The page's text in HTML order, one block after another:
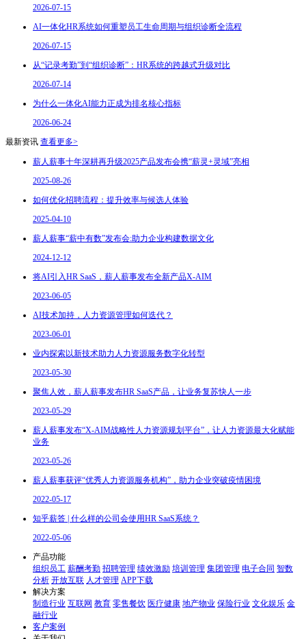
2026-07-15
AI一体化HR系统如何重塑员工生命周期与组织诊断全流程
2026-07-15
从“记录考勤”到“组织诊断”：HR系统的跨越式升级对比
2026-07-14
为什么一体化AI能力正成为排名核心指标
2026-06-24
最新资讯 查看更多>
薪人薪事十年深耕再升级2025产品发布会携“薪灵+灵域”亮相
2025-08-26
如何优化招聘流程：提升效率与候选人体验
2025-04-10
薪人薪事“薪中有数”发布会:助力企业构建数据文化
2024-12-12
将AI引入HR SaaS，薪人薪事发布全新产品X-AIM
2023-06-05
AI技术加持，人力资源管理如何迭代？
2023-06-01
业内探索以新技术助力人力资源服务数字化转型
2023-05-30
聚焦人效，薪人薪事发布HR SaaS产品，让业务复苏快人一步
2023-05-29
薪人薪事发布“X-AIM战略性人力资源规划平台”，让人力资源最大化赋能
业务
2023-05-26
薪人薪事获评“优秀人力资源服务机构”，助力企业突破疫情困境
2022-05-17
知乎薪答 | 什么样的公司会使用HR SaaS系统？
2022-05-06
产品功能
组织员工 薪酬考勤 招聘管理 绩效激励 培训管理 集团管理 电子合同 智数
分析 开放互联 人才管理 APP下载
解决方案
制造行业 互联网 教育 零售餐饮 医疗健康 地产物业 保险行业 文化娱乐 金
融行业
客户案例